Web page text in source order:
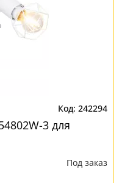
242294
3 для
Под заказ